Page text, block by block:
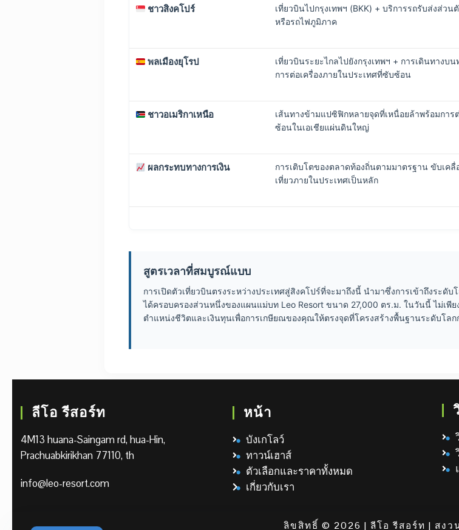
ชาวสิงคโปร์
เที่ยวบินไปกรุงเทพฯ (BKK) + บริการรถรับส่งส่วน
หรือรถไฟภูมิภาค
พลเมืองยุโรป
เที่ยวบินระยะไกลไปยังกรุงเทพฯ + การเดินทางบ
การต่อเครื่องภายในประเทศที่ซับซ้อน
ชาวอเมริกาเหนือ
เส้นทางข้ามแปซิฟิกหลายจุดที่เหนื่อยล้าพร้อมการ
ซ้อนในเอเชียแผ่นดินใหญ่
ผลกระทบทางการเงิน
การเติบโตของตลาดท้องถิ่นตามมาตรฐาน ขับเคลื่
เที่ยวภายในประเทศเป็นหลัก
สูตรเวลาที่สมบูรณ์แบบ
การเปิดตัวเที่ยวบินตรงระหว่างประเทศสู่สิงคโปร์ที่จะมาถึงนี้ นำมาซึ่งการเข้าถึงระดั
ได้ครอบครองส่วนหนึ่งของแผนแม่บท Leo Resort ขนาด 27,000 ตร.ม. ในวันนี้ ไม่เ
ตำแหน่งชีวิตและเงินทุนเพื่อการเกษียณของคุณให้ตรงจุดที่โครงสร้างพื้นฐานระดับโลก
ลีโอ รีสอร์ท
4M13 huana-Saingam rd, hua-Hin,
Prachuabkirikhan 77110, th
info@leo-resort.com
หน้า
บังเกโลว์
ทาวน์เฮาส์
ตัวเลือกและราคาทั้งหมด
เกี่ยวกับเรา
ลิขสิทธิ์ © 2026 | ลีโอ รีสอร์ท | สง